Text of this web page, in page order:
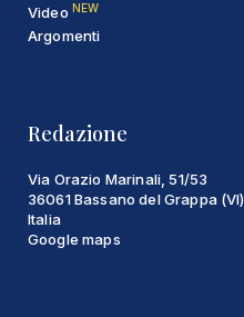
Video NEW
Argomenti
Redazione
Via Orazio Marinali, 51/53
36061 Bassano del Grappa (VI)
Italia
Google maps